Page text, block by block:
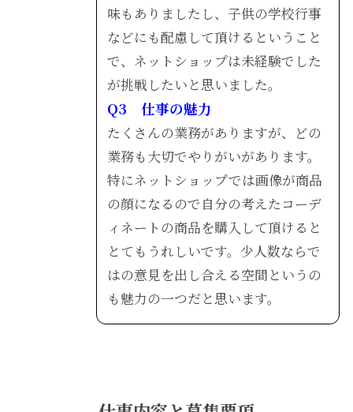
味もありましたし、子供の学校行事
などにも配慮して頂けるということ
で、ネットショップは未経験でした
が挑戦したいと思いました。
Q3 仕事の魅力
たくさんの業務がありますが、どの
業務も大切でやりがいがあります。
特にネットショップでは画像が商品
の顔になるので自分の考えたコーデ
ィネートの商品を購入して頂けると
とてもうれしいです。少人数ならで
はの意見を出し合える空間というの
も魅力の一つだと思います。